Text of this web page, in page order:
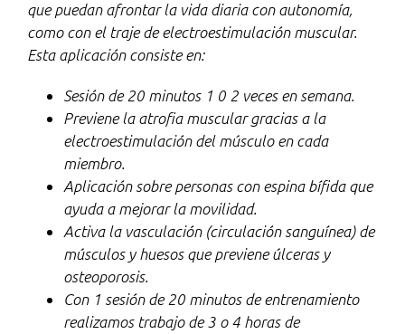
que puedan afrontar la vida diaria con autonomía,
como con el traje de electroestimulación muscular.
Esta aplicación consiste en:
Sesión de 20 minutos 1 0 2 veces en semana.
Previene la atrofia muscular gracias a la
electroestimulación del músculo en cada
miembro.
Aplicación sobre personas con espina bífida que
ayuda a mejorar la movilidad.
Activa la vasculación (circulación sanguínea) de
músculos y huesos que previene úlceras y
osteoporosis.
Con 1 sesión de 20 minutos de entrenamiento
realizamos trabajo de 3 o 4 horas de